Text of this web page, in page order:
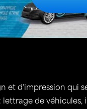
et d’impression qui
de